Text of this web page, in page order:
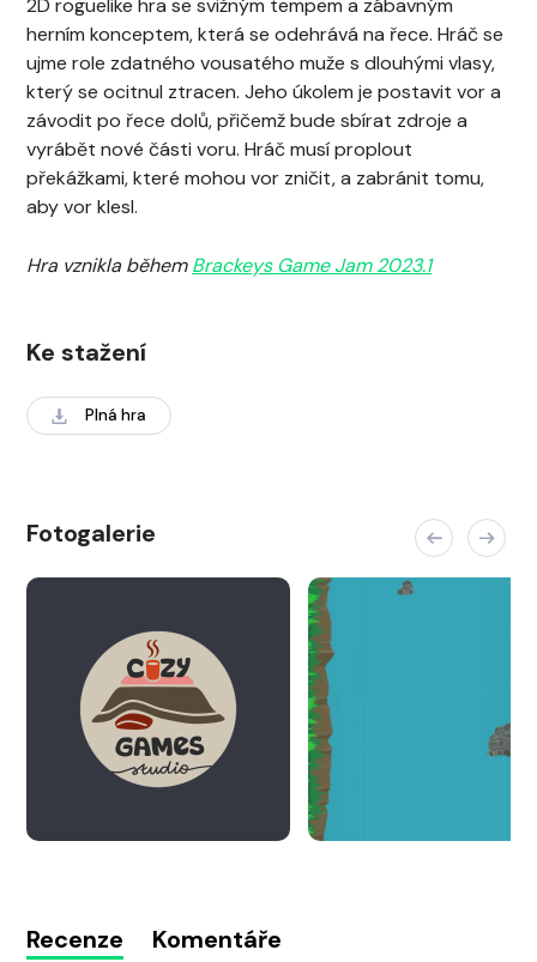
2D roguelike hra se svižným tempem a zábavným
herním konceptem, která se odehrává na řece. Hráč se
ujme role zdatného vousatého muže s dlouhými vlasy,
který se ocitnul ztracen. Jeho úkolem je postavit vor a
závodit po řece dolů, přičemž bude sbírat zdroje a
vyrábět nové části voru. Hráč musí proplout
překážkami, které mohou vor zničit, a zabránit tomu,
aby vor klesl.
Hra vznikla běhemBrackeys Game Jam 2023.1
Ke stažení
Plná hra
Fotogalerie
Recenze Komentáře